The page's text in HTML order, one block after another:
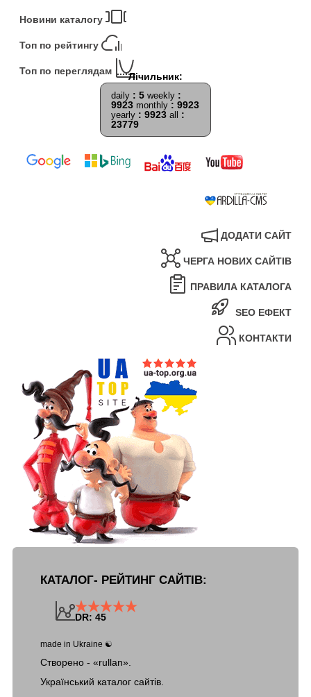
Новини каталогу
Топ по рейтингу
Топ по переглядам
daily : 5 weekly :
9923 monthly : 9923
yearly : 9923 all
:
23779
ДОДАТИ САЙТ
ЧЕРГА НОВИХ САЙТІВ
ПРАВИЛА КАТАЛОГА
SEO ЕФЕКТ
КОНТАКТИ
КАТАЛОГ- РЕЙТИНГ САЙТІВ:
DR: 45
made in Ukraine ☯
Створено - «rullan».
Український каталог сайтів.